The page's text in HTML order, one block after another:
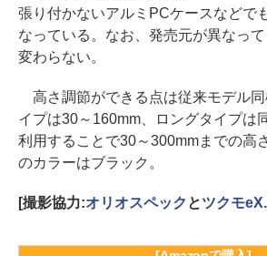
張り付かないアルミPCケースなどで
なっている。なお、発売元が異なっ
変わらない。
高さ調節ができる点は従来モデル同
イプは30～160mm、ロングタイプは
利用することで30～300mmまでの高
のカラーはブラック。
[撮影協力:オリオスペック とツクモ